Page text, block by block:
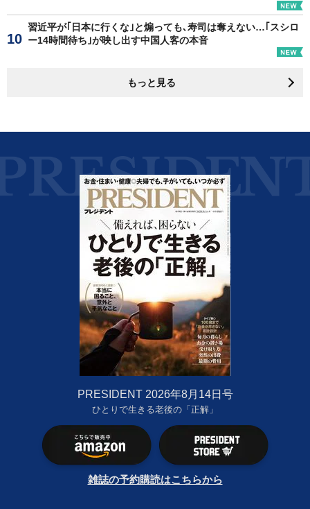
習近平が｢日本に行くな｣と煽っても､寿司は奪えない…｢スシロ
ー14時間待ち｣が映し出す中国人客の本音
もっと見る
PRESIDENT 2026年8月14日号
ひとりで生きる老後の「正解」
雑誌の予約購読はこちらから